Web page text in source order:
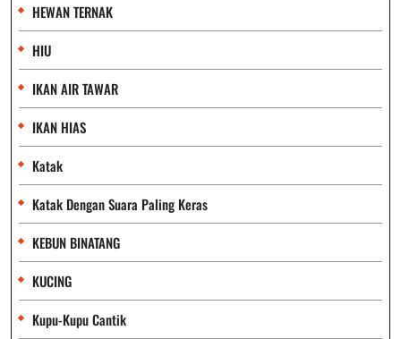
HEWAN TERNAK
HIU
IKAN AIR TAWAR
IKAN HIAS
Katak
Katak Dengan Suara Paling Keras
KEBUN BINATANG
KUCING
Kupu-Kupu Cantik